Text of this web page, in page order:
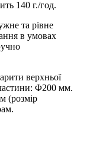
140 г./год.
та рівне
в умовах
верхньої
Φ200 мм.
(розмір